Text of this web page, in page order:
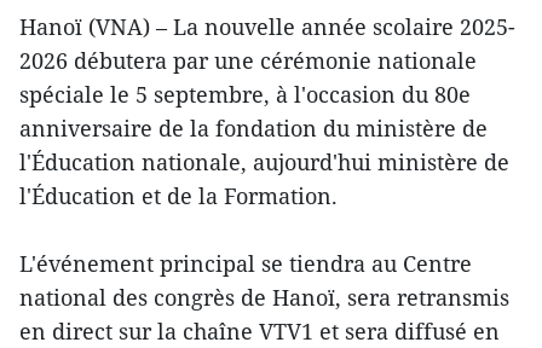
Hanoï (VNA) – La nouvelle année scolaire 2025-
2026 débutera par une cérémonie nationale
spéciale le 5 septembre, à l'occasion du 80e
anniversaire de la fondation du ministère de
l'Éducation nationale, aujourd'hui ministère de
l'Éducation et de la Formation.
L'événement principal se tiendra au Centre
national des congrès de Hanoï, sera retransmis
en direct sur la chaîne VTV1 et sera diffusé en